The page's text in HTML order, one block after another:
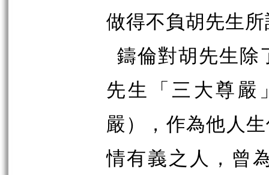
做得不負胡先生
鑄倫對胡先生除
先生「三大尊嚴
嚴），作為他人
情有義之人，曾